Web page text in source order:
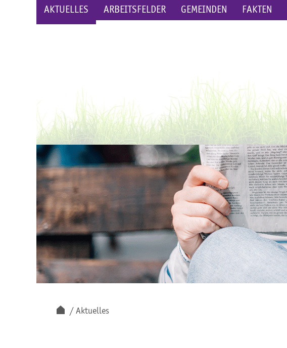
AKTUELLES ARBEITSFELDER GEMEINDEN FAKTEN
Aktuelles